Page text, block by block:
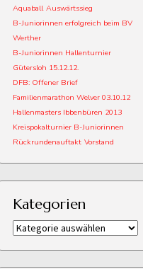
Aquaball Auswärtssieg
B-Juniorinnen erfolgreich beim BV
Werther
B-Juniorinnen Hallenturnier
Gütersloh 15.12.12.
DFB: Offener Brief
Familienmarathon Welver 03.10.12
Hallenmasters Ibbenbüren 2013
Kreispokalturnier B-Juniorinnen
Rückrundenauftakt Vorstand
Kategorien
Kategorien